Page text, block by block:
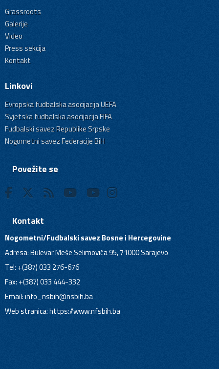
Grassroots
Galerije
Video
Press sekcija
Kontakt
Linkovi
Evropska fudbalska asocijacija UEFA
Svjetska fudbalska asocijacija FIFA
Fudbalski savez Republike Srpske
Nogometni savez Federacije BiH
Povežite se
Kontakt
Nogometni/Fudbalski savez Bosne i Hercegovine
Adresa: Bulevar Meše Selimovića 95, 71000 Sarajevo
Tel: +(387) 033 276-676
Fax: +(387) 033 444-332
Email:info_nsbih@nsbih.ba
Web stranica: https://www.nfsbih.ba